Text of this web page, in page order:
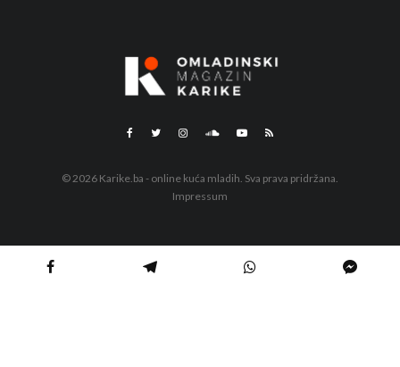
© 2026 Karike.ba - online kuća mladih. Sva prava pridržana.
Impressum